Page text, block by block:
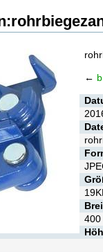
←
400